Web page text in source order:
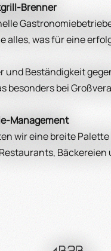
Brenner
was für eine
und Beständigkeit
besonders bei
Management
wir eine breite Palette
Bäckereien